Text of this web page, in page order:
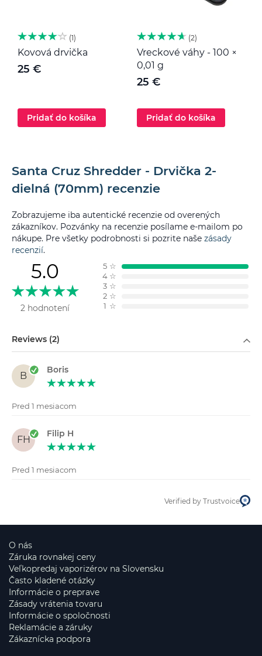
1
Kovová drvička
25 €
Pridať do košíka
2
Vreckové váhy - 100 ×
0,01 g
25 €
Pridať do košíka
Santa Cruz Shredder - Drvička 2-
dielná (70mm) recenzie
Zobrazujeme iba autentické recenzie od overených
zákazníkov. Pozvánky na recenzie posílame e-mailom po
nákupe. Pre všetky podrobnosti si pozrite naše zásady
recenzií.
5.0
2 hodnotení
5 ☆
4 ☆
3 ☆
2 ☆
1 ☆
Reviews (2)
B
Boris
Pred 1 mesiacom
FH
Filip H
Pred 1 mesiacom
Verified by Trustvoice
O nás
Záruka rovnakej ceny
Veľkopredaj vaporizérov na Slovensku
Často kladené otázky
Informácie o preprave
Zásady vrátenia tovaru
Informácie o spoločnosti
Reklamácie a záruky
Zákaznícka podpora